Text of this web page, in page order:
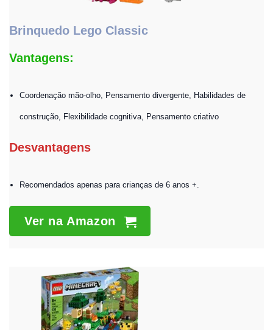
Brinquedo Lego Classic
Vantagens:
Coordenação mão-olho, Pensamento divergente, Habilidades de
construção, Flexibilidade cognitiva, Pensamento criativo
Desvantagens
Recomendados apenas para crianças de 6 anos +.
Ver na Amazon